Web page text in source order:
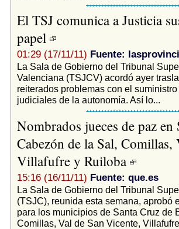
El TSJ comunica a Justicia
papel
01:29 (17/11/11) Fuente:
La Sala de Gobierno del Tribunal
Valenciana (TSJCV) acordó ayer
reiterados problemas con el
judiciales de la autonomía. Así lo...
Nombrados jueces de paz en
Cabezón de la Sal, Comillas,
Villafufre y Ruiloba
15:16 (16/11/11) Fuente: que.es
La Sala de Gobierno del Tribunal
(TSJC), reunida esta semana, aprobó
para los municipios de Santa Cruz de
Comillas, Val de San Vicente,